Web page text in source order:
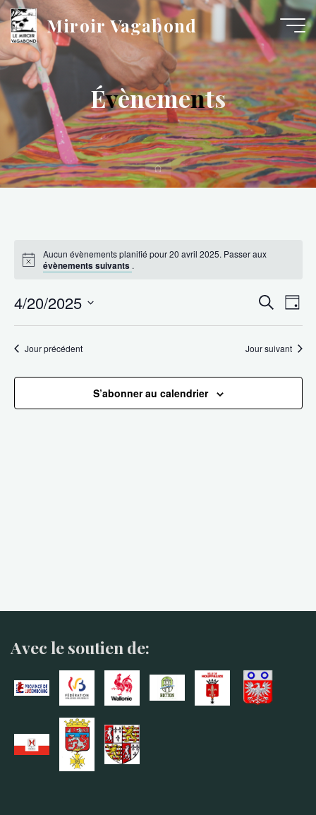
Aller
au
contenu Miroir Vagabond
Év
vènemen
nts
Accueil
Notice
Aucun évènements planifié pour 20 avril 2025. Passer aux
évènements suivants .
et
Recherche
de
Jour
4/20/2025
date.Jour précédent Jour suivant
S’abonner au calendrier
Avec le soutien de: